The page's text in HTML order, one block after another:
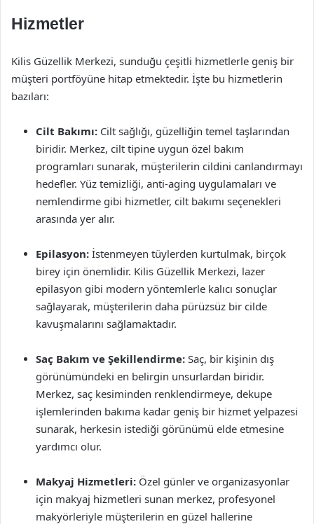
Hizmetler
Kilis Güzellik Merkezi, sunduğu çeşitli hizmetlerle geniş bir
müşteri portföyüne hitap etmektedir. İşte bu hizmetlerin
bazıları:
Cilt Bakımı: Cilt sağlığı, güzelliğin temel taşlarından
biridir. Merkez, cilt tipine uygun özel bakım
programları sunarak, müşterilerin cildini canlandırmayı
hedefler. Yüz temizliği, anti-aging uygulamaları ve
nemlendirme gibi hizmetler, cilt bakımı seçenekleri
arasında yer alır.
Epilasyon: İstenmeyen tüylerden kurtulmak, birçok
birey için önemlidir. Kilis Güzellik Merkezi, lazer
epilasyon gibi modern yöntemlerle kalıcı sonuçlar
sağlayarak, müşterilerin daha pürüzsüz bir cilde
kavuşmalarını sağlamaktadır.
Saç Bakım ve Şekillendirme: Saç, bir kişinin dış
görünümündeki en belirgin unsurlardan biridir.
Merkez, saç kesiminden renklendirmeye, dekupe
işlemlerinden bakıma kadar geniş bir hizmet yelpazesi
sunarak, herkesin istediği görünümü elde etmesine
yardımcı olur.
Makyaj Hizmetleri: Özel günler ve organizasyonlar
için makyaj hizmetleri sunan merkez, profesyonel
makyörleriyle müşterilerin en güzel hallerine